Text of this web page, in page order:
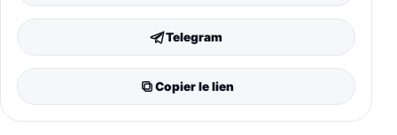
Telegram
Copier le lien